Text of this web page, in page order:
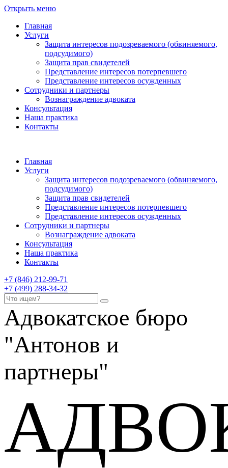
Открыть меню
Главная
Услуги
Защита интересов подозреваемого (обвиняемого,
подсудимого)
Защита прав свидетелей
Представление интересов потерпевшего
Представление интересов осужденных
Сотрудники и партнеры
Вознаграждение адвоката
Консультация
Наша практика
Контакты
Главная
Услуги
Защита интересов подозреваемого (обвиняемого,
подсудимого)
Защита прав свидетелей
Представление интересов потерпевшего
Представление интересов осужденных
Сотрудники и партнеры
Вознаграждение адвоката
Консультация
Наша практика
Контакты
+7 (846) 212-99-71
+7 (499) 288-34-32
Адвокатское бюро
"Антонов и
партнеры"